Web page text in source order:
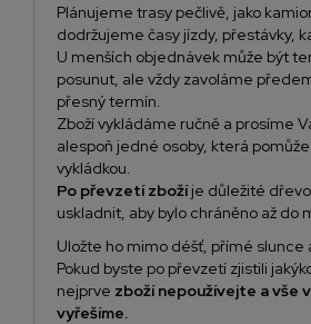
Plánujeme trasy pečlivě, jako
dodržujeme časy jízdy, přestávky,
U menších objednávek může být
posunut, ale vždy zavoláme
přesný termín.
Zboží vykládáme ručně a prosíme
alespoň jedné osoby, která
vykládkou.
Po převzetí zbožíje důležité
uskladnit, aby bylo chráněno až do
Uložte ho mimo déšť, přímé slunce
Pokud byste po převzetí zjistili
nejprve zboží nepoužívejte a vše
vyřešíme.